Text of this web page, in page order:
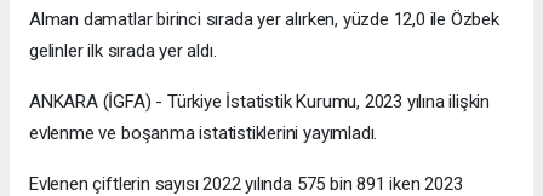
Alman damatlar birinci sırada yer alırken, yüzde 12,0 ile Özbek
gelinler ilk sırada yer aldı.
ANKARA (İGFA) - Türkiye İstatistik Kurumu, 2023 yılına ilişkin
evlenme ve boşanma istatistiklerini yayımladı.
Evlenen çiftlerin sayısı 2022 yılında 575 bin 891 iken 2023